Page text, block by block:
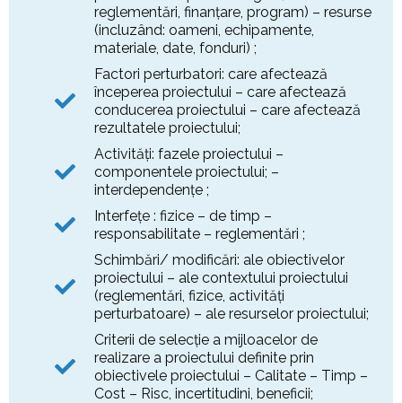
reglementări, finanţare, program) – resurse
(incluzând: oameni, echipamente,
materiale, date, fonduri) ;
Factori perturbatori: care afectează
începerea proiectului – care afectează
conducerea proiectului – care afectează
rezultatele proiectului;
Activităţi: fazele proiectului –
componentele proiectului; –
interdependenţe ;
Interfeţe : fizice – de timp –
responsabilitate – reglementări ;
Schimbări/ modificări: ale obiectivelor
proiectului – ale contextului proiectului
(reglementări, fizice, activităţi
perturbatoare) – ale resurselor proiectului;
Criterii de selecţie a mijloacelor de
realizare a proiectului definite prin
obiectivele proiectului – Calitate – Timp –
Cost – Risc, incertitudini, beneficii;